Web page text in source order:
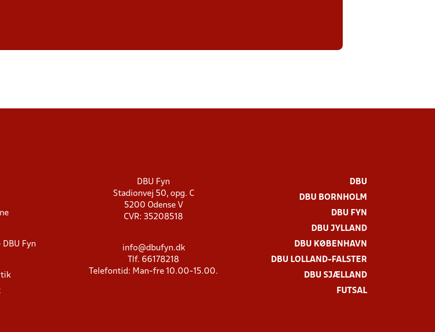
Fyn
DBU Fyn
Stadionvej 50, opg. C
5200 Odense V
CVR: 35208518
info@dbufyn.dk
Tlf. 66178218
Telefontid: Man-fre 10.00-15.00.
DBU
DBU BORNHOLM
DBU FYN
DBU JYLLAND
DBU KØBENHAVN
DBU LOLLAND-FALSTER
DBU SJÆLLAND
FUTSAL